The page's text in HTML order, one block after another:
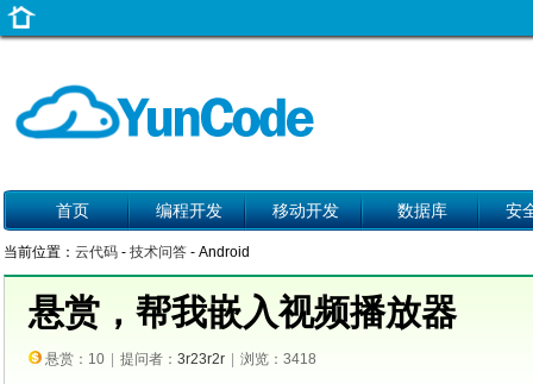
首页 编程开发 移动开发 数据库 安
当前位置： 云代码 - 技术问答 - Android
悬赏，帮我嵌入视频播放器
悬赏：10 提问者： 3r23r2r 浏览：3418